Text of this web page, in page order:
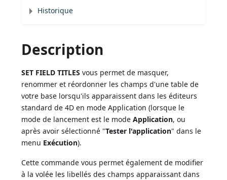
Historique
Description
SET FIELD TITLES vous permet de masquer,
renommer et réordonner les champs d'une table de
votre base lorsqu'ils apparaissent dans les éditeurs
standard de 4D en mode Application (lorsque le
mode de lancement est le modeApplication, ou
après avoir sélectionné "Tester l'application" dans le
menu Exécution).
Cette commande vous permet également de modifier
à la volée les libellés des champs apparaissant dans